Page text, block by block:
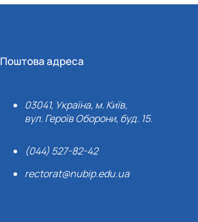
Поштова адреса
03041, Україна, м. Київ,
вул. Героїв Оборони, буд. 15.
(044) 527-82-42
rectorat@nubip.edu.ua